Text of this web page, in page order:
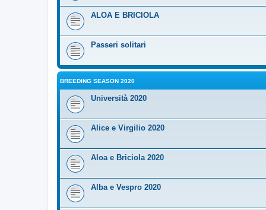
ALOA E BRICIOLA
Passeri solitari
BREEDING SEASON 2020
Università 2020
Alice e Virgilio 2020
Aloa e Briciola 2020
Alba e Vespro 2020